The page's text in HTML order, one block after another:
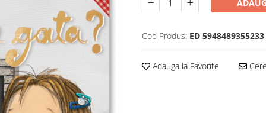
Cod Produs: ED 5948489355233
Adauga la Favorite